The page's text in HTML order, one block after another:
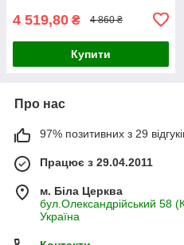
4 519,80 ₴ 4 860 ₴
Купити
Про нас
97% позитивних з 29
Працює з 29.04.2011
м. Біла Церква
бул.Олександрійський 58
Україна